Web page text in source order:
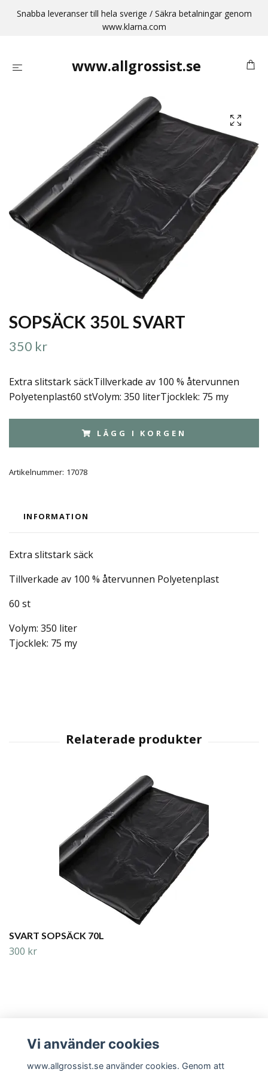
Snabba leveranser till hela sverige / Säkra betalningar genom
www.klarna.com
www.allgrossist.se
SOPSÄCK 350L SVART
350 kr
Extra slitstark säckTillverkade av 100 % återvunnen
Polyetenplast60 stVolym: 350 literTjocklek: 75 my
LÄGG I KORGEN
Artikelnummer: 17078
INFORMATION
Extra slitstark säck
Tillverkade av 100 % återvunnen Polyetenplast
60 st
Volym: 350 liter
Tjocklek: 75 my
SVART SOPSÄCK 70L
300 kr
Läs mer
Vi använder cookies
www.allgrossist.se använder cookies. Genom att